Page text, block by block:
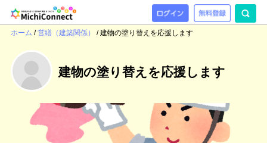
ホーム /営繕（建築関係） /建物の塗り替えを応援します
建物の塗り替えを応援します